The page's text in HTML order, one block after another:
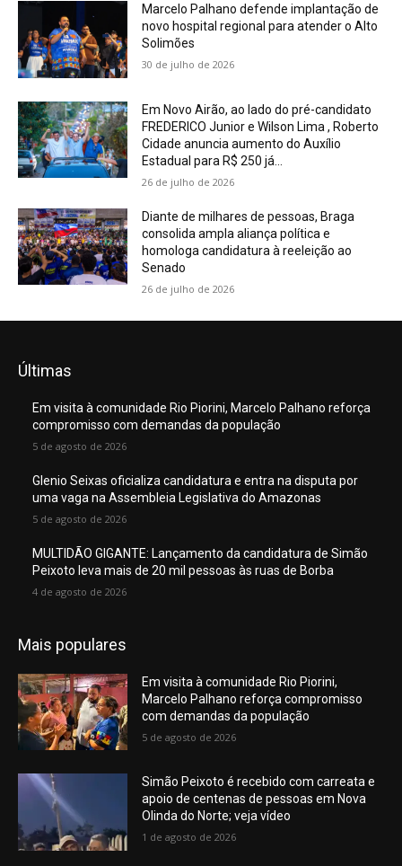
Marcelo Palhano defende implantação de
novo hospital regional para atender o Alto
Solimões
30 de julho de 2026
Em Novo Airão, ao lado do pré-candidato
FREDERICO Junior e Wilson Lima , Roberto
Cidade anuncia aumento do Auxílio
Estadual para R$ 250 já...
26 de julho de 2026
Diante de milhares de pessoas, Braga
consolida ampla aliança política e
homologa candidatura à reeleição ao
Senado
26 de julho de 2026
Últimas
Em visita à comunidade Rio Piorini, Marcelo Palhano reforça
compromisso com demandas da população
5 de agosto de 2026
Glenio Seixas oficializa candidatura e entra na disputa por
uma vaga na Assembleia Legislativa do Amazonas
5 de agosto de 2026
MULTIDÃO GIGANTE: Lançamento da candidatura de Simão
Peixoto leva mais de 20 mil pessoas às ruas de Borba
4 de agosto de 2026
Mais populares
Em visita à comunidade Rio Piorini,
Marcelo Palhano reforça compromisso
com demandas da população
5 de agosto de 2026
Simão Peixoto é recebido com carreata e
apoio de centenas de pessoas em Nova
Olinda do Norte; veja vídeo
1 de agosto de 2026